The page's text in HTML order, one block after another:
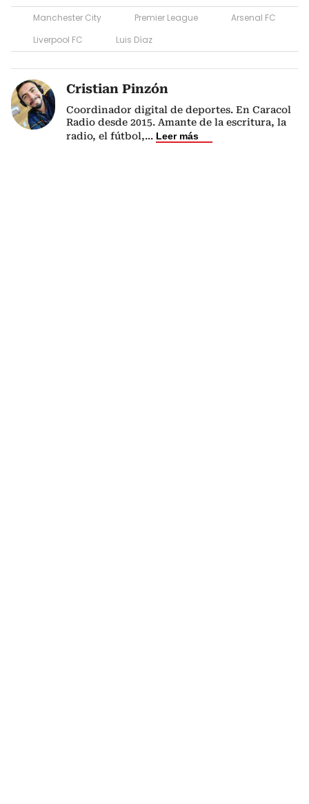
Manchester City Premier League
Arsenal FC
Liverpool FC
Luis Díaz
Cristian Pinzón
Coordinador digital de deportes. En Caracol
Radio desde 2015. Amante de la escritura, la
radio, el fútbol,... Leer más